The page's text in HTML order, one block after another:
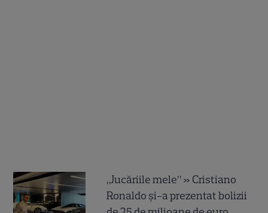
„Jucăriile mele” » Cristiano
Ronaldo și-a prezentat bolizii